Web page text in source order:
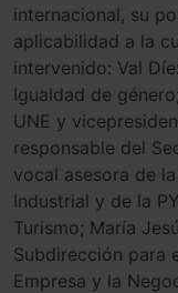
internacional, su
aplicabilidad a la
intervenido: Val
Igualdad de
UNE y
responsable del
vocal asesora de
Industrial y de la
Turismo; María
Subdirección para
Empresa y la